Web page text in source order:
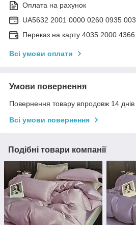
Оплата на рахунок
UA5632 2001 0000 0260 0935
Переказ на карту 4035 2000
Всі умови оплати
Умови повернення
Повернення товару впродовж 14 днів
Всі умови повернення
Подібні товари компанії